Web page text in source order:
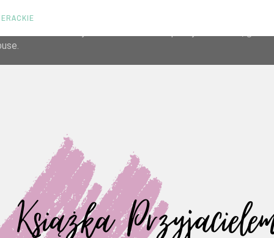
its services and to analyze traffic. Your IP address and